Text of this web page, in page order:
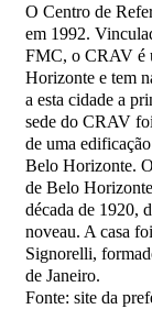
O Centro de
em 1992.
FMC, o CRAV é
Horizonte e tem
a esta cidade a
sede do CRAV
de uma
Belo Horizonte.
de Belo
década de 1920,
noveau. A casa
Signorelli,
de Janeiro.
Fonte: site da